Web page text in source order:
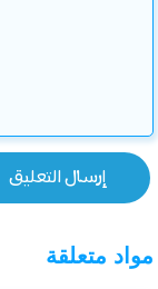
مواد متعلقة